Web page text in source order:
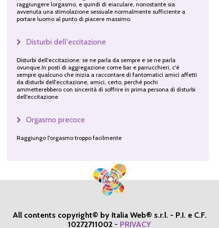
raggiungere lorgasmo, e quindi di eiaculare, nonostante sia
avvenuta una stimolazione sessuale normalmente sufficiente a
portare luomo al punto di piacere massimo.
Disturbi dell'eccitazione
Disturbi dell'eccitazione: se ne parla da sempre e se ne parla
ovunque.In posti di aggregazione come bar e parrucchieri, c'è
sempre qualcuno che inizia a raccontare di fantomatici amici affetti
da disturbi dell'eccitazione, amici, certo, perché pochi
ammetterebbero con sincerità di soffrire in prima persona di disturbi
dell'eccitazione
Orgasmo precoce
Raggiungo l'orgasmo troppo facilmente
All contents copyright© by Italia Web® s.r.l. - P.I. e C.F.
10272711002 - PRIVACY